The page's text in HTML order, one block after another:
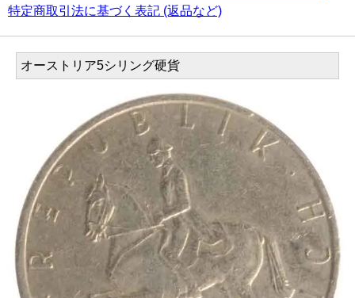
特定商取引法に基づく表記 (返品など)
オーストリア5シリング硬貨